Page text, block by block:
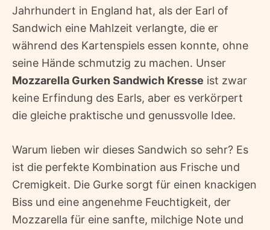
Jahrhundert in England hat, als der Earl of
Sandwich eine Mahlzeit verlangte, die er
während des Kartenspiels essen konnte, ohne
seine Hände schmutzig zu machen. Unser
Mozzarella Gurken Sandwich Kresse ist zwar
keine Erfindung des Earls, aber es verkörpert
die gleiche praktische und genussvolle Idee.
Warum lieben wir dieses Sandwich so sehr? Es
ist die perfekte Kombination aus Frische und
Cremigkeit. Die Gurke sorgt für einen knackigen
Biss und eine angenehme Feuchtigkeit, der
Mozzarella für eine sanfte, milchige Note und